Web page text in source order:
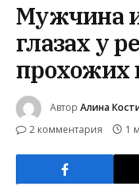
Мужчина
глазах у
прохожих
Автор Алина
2 комментария 1